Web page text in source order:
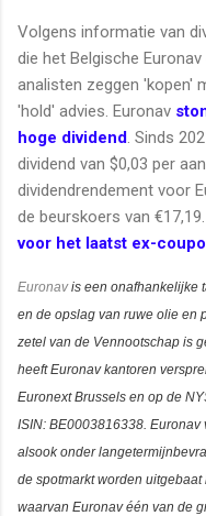
Volgens informatie van
die het Belgische
analisten zeggen 'kopen'
'hold' advies. Euronav
hoge dividend . Sinds
dividend van $0,03 per
dividendrendement voor
de beurskoers van €17,19.
voor het laatst ex-
Euronavis een onafhankelijke
en de opslag van ruwe olie en
zetel van de Vennootschap is
heeft Euronav kantoren
Euronext Brussels en op de
ISIN: BE0003816338 .
alsook onder
de spotmarkt worden
waarvan Euronav één van de